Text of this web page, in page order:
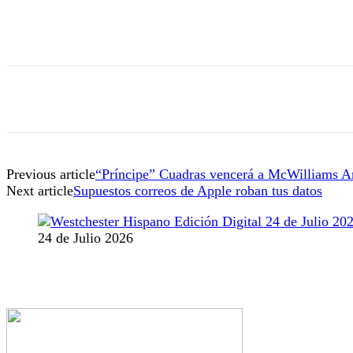
Previous article“Príncipe” Cuadras vencerá a McWilliams
Next articleSupuestos correos de Apple roban tus datos
24 de Julio 2026